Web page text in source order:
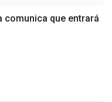
comunica que entrará